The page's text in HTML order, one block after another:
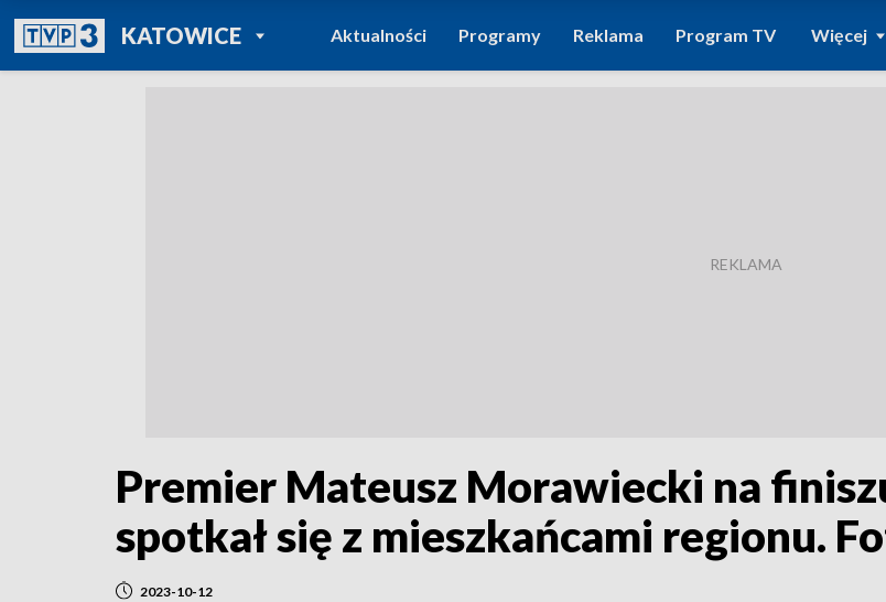
KATOWICEPOWRÓT DO
TVP REGIONY
Aktualności Programy Reklama Program TV Więcej
Premier Mateusz Morawiecki na
spotkał się z mieszkańcami regionu.
2023-10-12